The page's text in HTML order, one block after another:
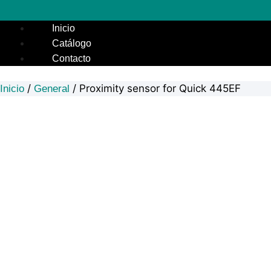
Inicio
Catálogo
Contacto
Inicio / General / Proximity sensor for Quick 445EF